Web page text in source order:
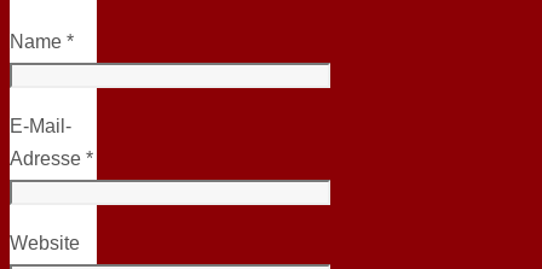
Name *
E-Mail-
Adresse *
Website